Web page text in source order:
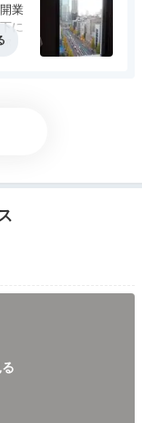
しゃべりをゆっ
業
に
屋